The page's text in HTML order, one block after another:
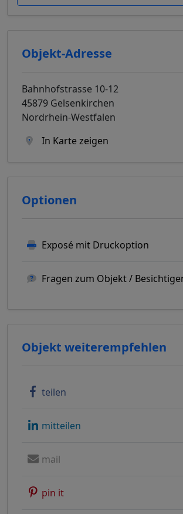
Objekt-Adresse
Bahnhofstrasse 10-12
45879 Gelsenkirchen
Nordrhein-Westfalen
In Karte zeigen
Optionen
Exposé mit Druckoption
Fragen zum Objekt /
Objekt weiterempfehlen
teilen
mitteilen
mail
pin it